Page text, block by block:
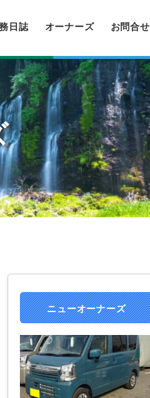
日誌 オーナーズ お問合せ
ニューオーナーズ